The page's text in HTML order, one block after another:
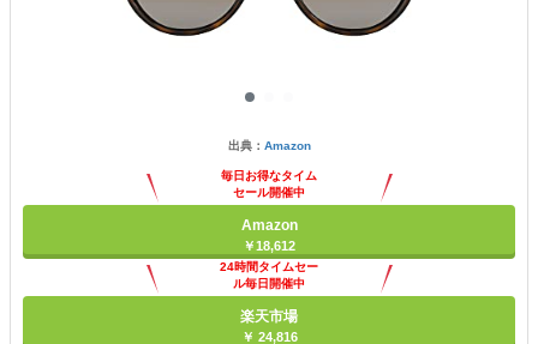
出典： Amazon
毎日お得なタイム
セール開催中
Amazon
￥18,612
24時間タイムセー
ル毎日開催中
楽天市場
￥ 24,816